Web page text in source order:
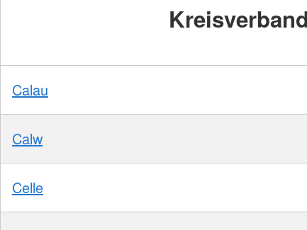
Kreisverband
Calau
Calw
Celle